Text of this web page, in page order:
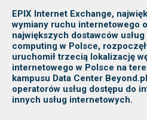
EPIX Internet Exchange,
wymiany ruchu internetowego
największych dostawców
computing w Polsce,
uruchomił trzecią lokalizację
internetowego w Polsce na
kampusu Data Center
operatorów usług dostępu do
innych usług internetowych.